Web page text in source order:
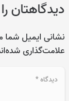
دیدگاهتان
نشانی ایمیل شما
علامت‌گذاری